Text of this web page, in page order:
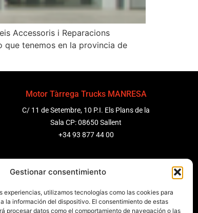
Gestionar consentimiento
experiencias, utilizamos tecnologías como las cookies para
la información del dispositivo. El consentimiento de estas
procesar datos como el comportamiento de navegación o las
Accessoris i Reparacions
que tenemos en la provincia de
Motor Tàrrega Trucks MANRESA
C/ 11 de Setembre, 10 P.I. Els Plans de la
Sala CP: 08650 Sallent
+34 93 877 44 00
Motor Tàrrega Trucks BARCELONA
Barcelona, España
+34 932 63 43 51